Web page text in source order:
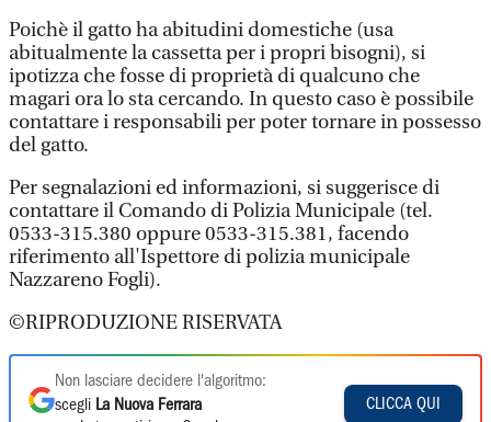
Poichè il gatto ha abitudini domestiche (usa
abitualmente la cassetta per i propri bisogni), si
ipotizza che fosse di proprietà di qualcuno che
magari ora lo sta cercando. In questo caso è possibile
contattare i responsabili per poter tornare in possesso
del gatto.
Per segnalazioni ed informazioni, si suggerisce di
contattare il Comando di Polizia Municipale (tel.
0533-315.380 oppure 0533-315.381, facendo
riferimento all'Ispettore di polizia municipale
Nazzareno Fogli).
©RIPRODUZIONE RISERVATA
Non lasciare decidere l'algoritmo:
scegli La Nuova Ferrara
CLICCA QUI